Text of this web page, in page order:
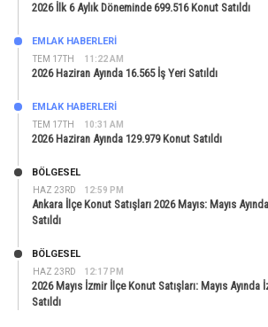
2026 İlk 6 Aylık Döneminde 699.516 Konut Satıldı
TEM 17TH 11:22 AM
EMLAK HABERLERI
2026 Haziran Ayında 16.565 İş Yeri Satıldı
TEM 17TH 10:31 AM
EMLAK HABERLERI
2026 Haziran Ayında 129.979 Konut Satıldı
HAZ 23RD 12:59 PM
BÖLGESEL
Ankara İlçe Konut Satışları 2026 Mayıs: Mayıs
Satıldı
HAZ 23RD 12:17 PM
BÖLGESEL
2026 Mayıs İzmir İlçe Konut Satışları: Mayıs Ayında
Satıldı